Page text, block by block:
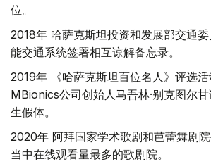
位。
2018年 哈萨克斯坦投资和发展部交通
能交通系统签署相互谅解备忘录。
2019年 《哈萨克斯坦百位名人》评选活
MBionics公司创始人马吾林·别克图尔
生假体。
2020年 阿拜国家学术歌剧和芭蕾舞剧
当中在线观看量最多的歌剧院。